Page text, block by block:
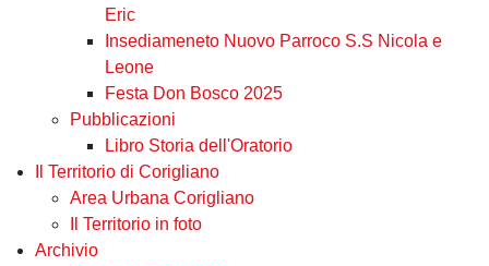
Eric
Insediameneto Nuovo Parroco S.S Nicola e
Leone
Festa Don Bosco 2025
Pubblicazioni
Libro Storia dell'Oratorio
Il Territorio di Corigliano
Area Urbana Corigliano
Il Territorio in foto
Archivio